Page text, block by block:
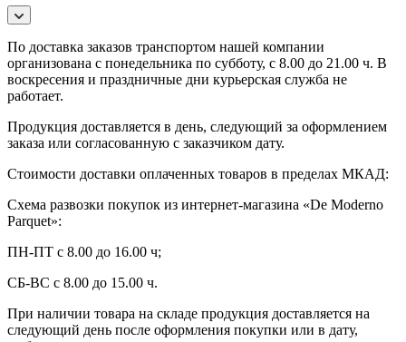
По доставка заказов транспортом нашей компании
организована с понедельника по субботу, с 8.00 до 21.00 ч. В
воскресения и праздничные дни курьерская служба не
работает.
Продукция доставляется в день, следующий за оформлением
заказа или согласованную с заказчиком дату.
Стоимости доставки оплаченных товаров в пределах МКАД:
Схема развозки покупок из интернет-магазина «De Moderno
Parquet»:
ПН-ПТ с 8.00 до 16.00 ч;
СБ-ВС с 8.00 до 15.00 ч.
При наличии товара на складе продукция доставляется на
следующий день после оформления покупки или в дату,